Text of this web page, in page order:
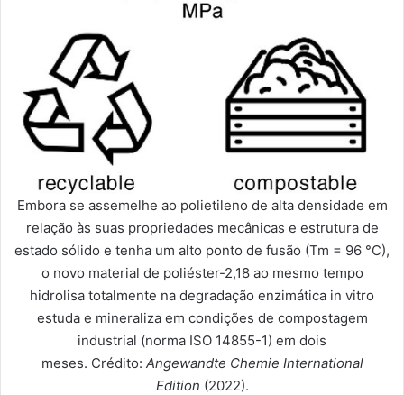
Embora se assemelhe ao polietileno de alta densidade em
relação às suas propriedades mecânicas e estrutura de
estado sólido e tenha um alto ponto de fusão (Tm = 96 °C),
o novo material de poliéster-2,18 ao mesmo tempo
hidrolisa totalmente na degradação enzimática in vitro
estuda e mineraliza em condições de compostagem
industrial (norma ISO 14855-1) em dois
meses. Crédito: Angewandte Chemie International
Edition (2022).